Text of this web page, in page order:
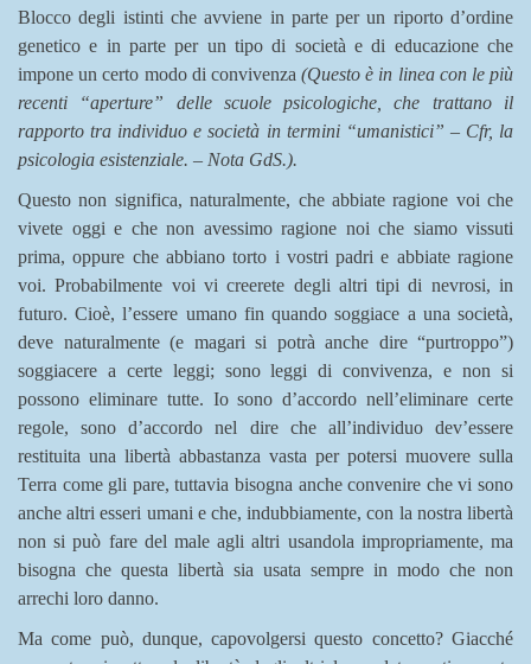
Blocco degli istinti che avviene in parte per un riporto d’ordine
genetico e in parte per un tipo di società e di educazione che
impone un certo modo di convivenza (Questo è in linea con le più
recenti “aperture” delle scuole psicologiche, che trattano il
rapporto tra individuo e società in termini “umanistici” – Cfr, la
psicologia esistenziale. – Nota GdS.).
Questo non significa, naturalmente, che abbiate ragione voi che
vivete oggi e che non avessimo ragione noi che siamo vissuti
prima, oppure che abbiano torto i vostri padri e abbiate ragione
voi. Probabilmente voi vi creerete degli altri tipi di nevrosi, in
futuro. Cioè, l’essere umano fin quando soggiace a una società,
deve naturalmente (e magari si potrà anche dire “purtroppo”)
soggiacere a certe leggi; sono leggi di convivenza, e non si
possono eliminare tutte. Io sono d’accordo nell’eliminare certe
regole, sono d’accordo nel dire che all’individuo dev’essere
restituita una libertà abbastanza vasta per potersi muovere sulla
Terra come gli pare, tuttavia bisogna anche convenire che vi sono
anche altri esseri umani e che, indubbiamente, con la nostra libertà
non si può fare del male agli altri usandola impropriamente, ma
bisogna che questa libertà sia usata sempre in modo che non
arrechi loro danno.
Ma come può, dunque, capovolgersi questo concetto? Giacché